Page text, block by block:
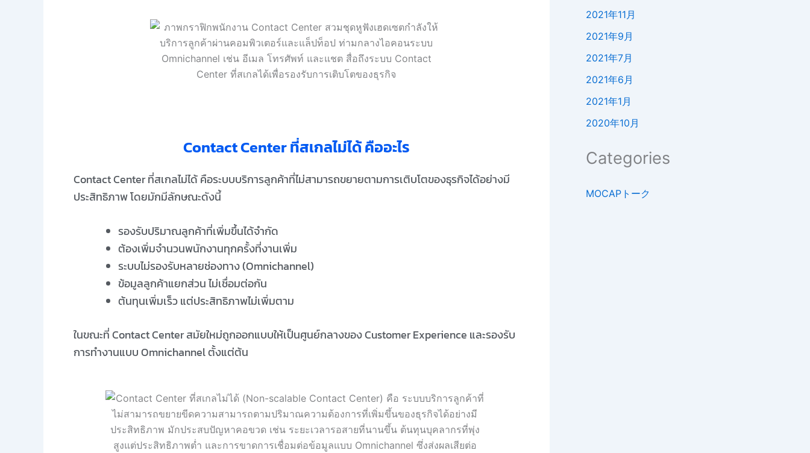
Contact Center ที่สเกลไม่ได้ คืออะไร
Contact Center ที่สเกลไม่ได้ คือระบบบริการลูกค้าที่ไม่สามารถขยายตามการเติบโตของธุรกิจได้อย่างมี
ประสิทธิภาพ โดยมักมีลักษณะดังนี้
รองรับปริมาณลูกค้าที่เพิ่มขึ้นได้จำกัด
ต้องเพิ่มจำนวนพนักงานทุกครั้งที่งานเพิ่ม
ระบบไม่รองรับหลายช่องทาง (Omnichannel)
ข้อมูลลูกค้าแยกส่วน ไม่เชื่อมต่อกัน
ต้นทุนเพิ่มเร็ว แต่ประสิทธิภาพไม่เพิ่มตาม
ในขณะที่ Contact Center สมัยใหม่ถูกออกแบบให้เป็นศูนย์กลางของ Customer Experience และรองรับ
การทำงานแบบ Omnichannel ตั้งแต่ต้น
2021年11月
2021年9月
2021年7月
2021年6月
2021年1月
2020年10月
Categories
MOCAPトーク